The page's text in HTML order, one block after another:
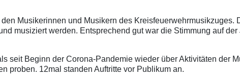
Musikerinnen und Musikern des Kreisfeuerwehrmusikzuges.
musiziert werden. Entsprechend gut war die Stimmung auf
seit Beginn der Corona-Pandemie wieder über Aktivitäten der
proben. 12mal standen Auftritte vor Publikum an.